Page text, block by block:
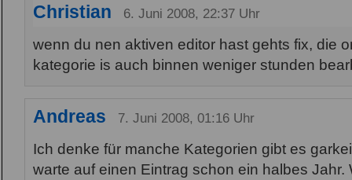
Christian 6. Juni 2008, 22:37 Uhr
wenn du nen aktiven editor hast gehts fix, die
kategorie is auch binnen weniger stunden
Andreas 7. Juni 2008, 01:16 Uhr
Ich denke für manche Kategorien gibt es
warte auf einen Eintrag schon ein halbes